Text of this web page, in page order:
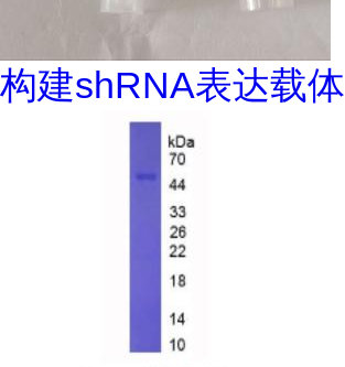
构建shRNA表达载体